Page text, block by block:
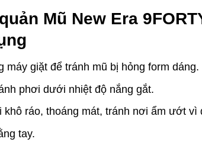
Mũ New Era
máy giặt để tránh mũ bị hỏng form dáng.
phơi dưới nhiệt độ nắng gắt.
khô ráo, thoáng mát, tránh nơi ẩm ướt vì
tay.